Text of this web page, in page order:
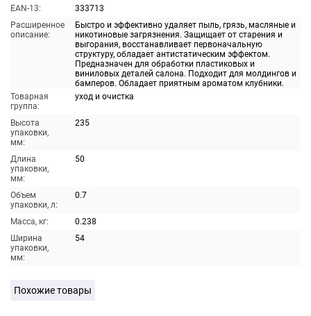
EAN-13:
333713
Расширенное
описание:
Быстро и эффективно удаляет пыль, грязь, масляные и
никотиновые загрязнения. Защищает от старения и
выгорания, восстанавливает первоначальную
структуру, обладает антистатическим эффектом.
Предназначен для обработки пластиковых и
виниловых деталей салона. Подходит для молдингов и
бамперов. Обладает приятным ароматом клубники.
Товарная
группа:
уход и очистка
Высота
упаковки,
мм:
235
Длина
упаковки,
мм:
50
Объем
упаковки, л:
0.7
Масса, кг:
0.238
Ширина
упаковки,
мм:
54
Похожие товары